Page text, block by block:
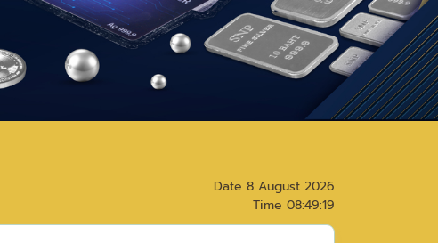
Date 8 August 2026
Time 08:49:19